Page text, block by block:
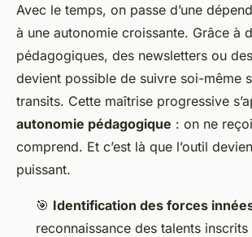
Avec le temps, on passe d’une
à une autonomie croissante. Grâce à
pédagogiques, des newsletters ou
devient possible de suivre soi-même
transits. Cette maîtrise progressive
autonomie pédagogique : on ne
comprend. Et c’est là que l’outil
puissant.
🎯 Identification des forces
reconnaissance des talents